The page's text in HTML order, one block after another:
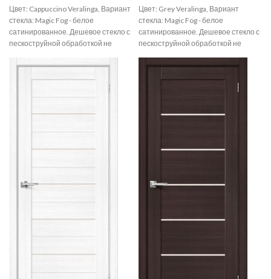
Цвет: Cappuccino Veralinga, Вариант
стекла: Magic Fog - белое
сатинированное. Дешевое стекло с
пескоструйной обработкой не
Цвет: Grey Veralinga, Вариант
стекла: Magic Fog - белое
сатинированное. Дешевое стекло с
пескоструйной обработкой не